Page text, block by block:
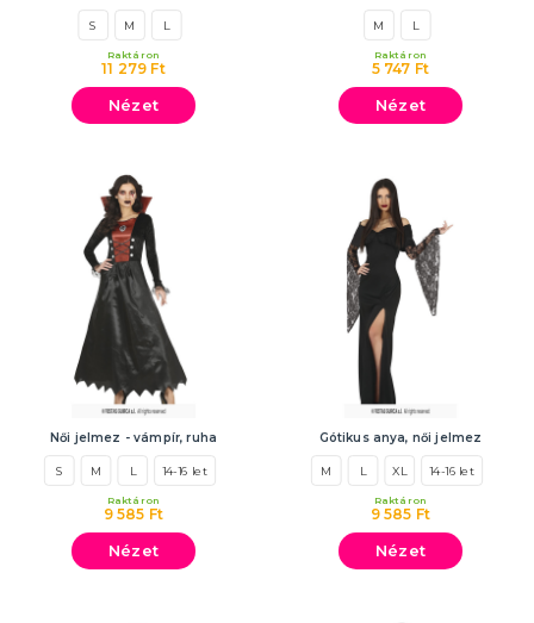
S M L
11 279 Ft
Raktáron
Nézet
M L
5 747 Ft
Raktáron
Nézet
Női jelmez - vámpír, ruha
S M L 14-16 let
9 585 Ft
Raktáron
Nézet
Gótikus anya, női jelmez
M L XL 14-16 let
9 585 Ft
Raktáron
Nézet